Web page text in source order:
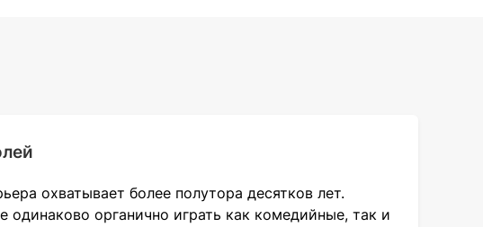
охватывает более полутора десятков лет.
органично играть как комедийные, так и